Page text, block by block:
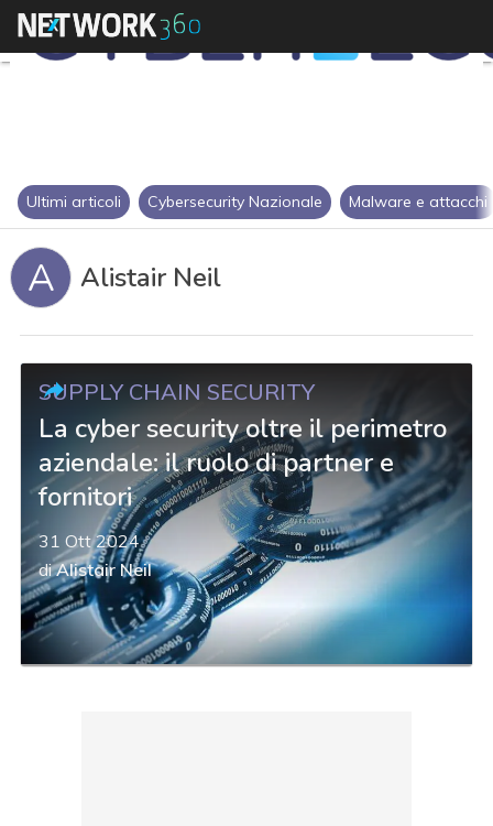
Ultimi articoli Cybersecurity Nazionale Malware e attacchi
A Alistair Neil
SUPPLY CHAIN SECURITY
La cyber security oltre il perimetro
aziendale: il ruolo di partner e
fornitori
31 Ott 2024
diAlistair Neil